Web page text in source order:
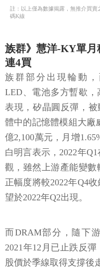
註：以上僅為數據揭露，無推介買
碼K線
族群》慧洋-KY單月
連4買
族群部分出現輪動
LED、電池多方暫歇
表現，矽晶圓反彈，
體中的記憶體模組大廠
億2,100萬元，月增
白明言表示，2022年
觀，雖然上游產能變數
正幅度將較2022年Q4
望於2022年Q2出現。
而DRAM部分，隨下
2021年12月已止跌反彈
股價於季線取得支撐後